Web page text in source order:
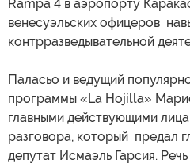
Rampa 4 в аэропорту
венесуэльских офицеров
контрразведывательной
Паласьо и ведущий
программы «La Hojilla»
главными действующими
разговора, который предал
депутат Исмаэль Гарсия.